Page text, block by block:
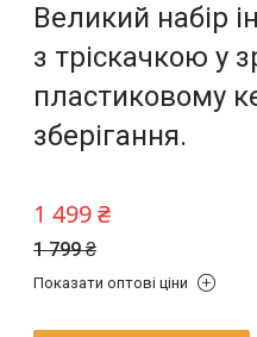
Великий набір
з тріскачкою у
пластиковому
зберігання.
1 799 ₴
1 499 ₴
Показати оптові ціни